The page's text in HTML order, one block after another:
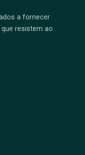
a fornecer
resistem ao